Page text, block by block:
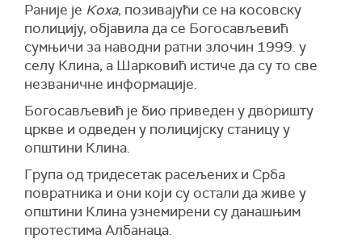
Раније је Коха, позивајући се на косовску
полицију, објавила да се Богосављевић
сумњичи за наводни ратни злочин 1999. у
селу Клина, а Шарковић истиче да су то све
незваничне информације.
Богосављевић је био приведен у дворишту
цркве и одведен у полицијску станицу у
општини Клина.
Група од тридесетак расељених и Срба
повратника и они који су остали да живе у
општини Клина узнемирени су данашњим
протестима Албанаца.